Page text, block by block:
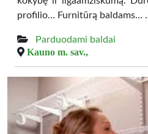
profilio… Furnitūrą baldams…
Parduodami baldai
Kauno m. sav.,